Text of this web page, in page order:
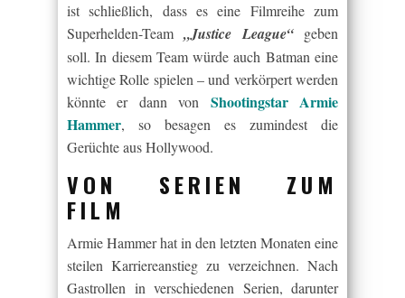
ist schließlich, dass es eine Filmreihe zum
Superhelden-Team„Justice League“geben
soll. In diesem Team würde auch Batman eine
wichtige Rolle spielen – und verkörpert werden
könnte er dann von Shootingstar Armie
Hammer, so besagen es zumindest die
Gerüchte aus Hollywood.
VON SERIEN ZUM
FILM
Armie Hammer hat in den letzten Monaten eine
steilen Karriereanstieg zu verzeichnen. Nach
Gastrollen in verschiedenen Serien, darunter